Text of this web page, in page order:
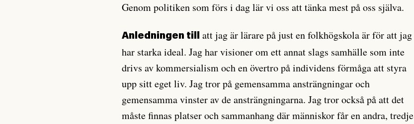
Genom politiken som förs i dag lär vi oss att tänka mest på oss själva.
Anledningen till att jag är lärare på just en folkhögskola är för att jag
har starka ideal. Jag har visioner om ett annat slags samhälle som inte
drivs av kommersialism och en övertro på individens förmåga att styra
upp sitt eget liv. Jag tror på gemensamma ansträngningar och
gemensamma vinster av de ansträngningarna. Jag tror också på att det
måste finnas platser och sammanhang där människor får en andra, tredje